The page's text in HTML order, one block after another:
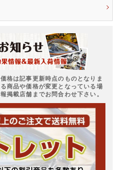
格は記事更新時点のものとなりま
商品や価格が変更となっている場
掲載店舗までお問合わせ下さい。